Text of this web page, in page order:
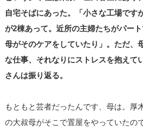
自宅そばにあった。「小さな工場です
が2棟あって。近所の主婦たちがパート
母がそのケアをしていたり」。ただ、
な仕事、それなりにストレスを抱えて
さんは振り返る。
もともと芸者だったんです、母は。厚
の大叔母がそこで置屋をやっていたの